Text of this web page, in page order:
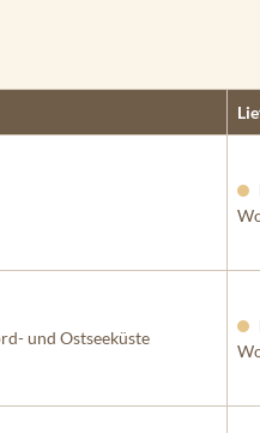
und Ostseeküste